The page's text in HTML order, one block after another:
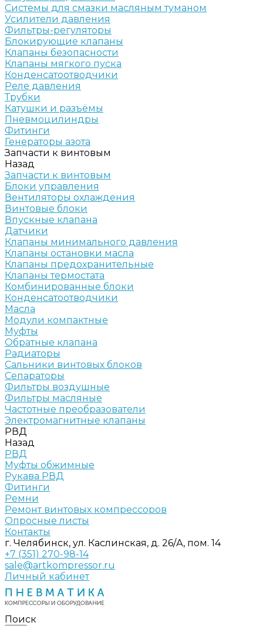
Системы для смазки масляным туманом
Усилители давления
Фильтры-регуляторы
Блокирующие клапаны
Клапаны безопасности
Клапаны мягкого пуска
Конденсатоотводчики
Реле давления
Трубки
Катушки и разъёмы
Пневмоцилиндры
Фитинги
Генераторы азота
Запчасти к винтовым
Назад
Запчасти к винтовым
Блоки управления
Вентиляторы охлаждения
Винтовые блоки
Впускные клапана
Датчики
Клапаны минимального давления
Клапаны остановки масла
Клапаны предохранительные
Клапаны термостата
Комбинированные блоки
Конденсатоотводчики
Масла
Модули компактные
Муфты
Обратные клапана
Радиаторы
Сальники винтовых блоков
Сепараторы
Фильтры воздушные
Фильтры масляные
Частотные преобразователи
Электромагнитные клапаны
РВД
Назад
РВД
Муфты обжимные
Рукава РВД
Фитинги
Ремни
Ремонт винтовых компрессоров
Опросные листы
Контакты
г. Челябинск, ул. Каслинская, д. 26/А, пом. 14
+7 (351) 270-98-14
sale@artkompressor.ru
Личный кабинет
Поиск